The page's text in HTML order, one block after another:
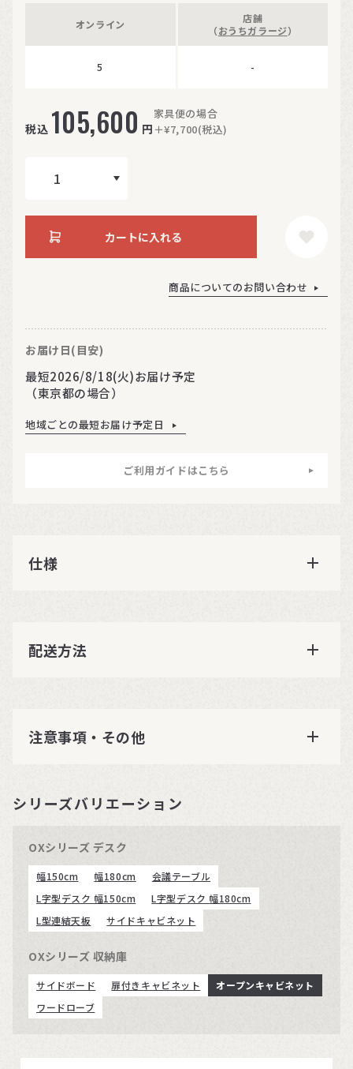
オンライン
5
店舗
（おうちガラージ）
-
税込 105,600 円
家具便の場合
＋¥7,700(税込)
カートに入れる
商品についてのお問い合わせ
お届け日(目安)
最短2026/8/18(火)お届け予定
（東京都の場合）
地域ごとの最短お届け予定日
ご利用ガイドはこちら
仕様
配送方法
注意事項・その他
シリーズバリエーション
OXシリーズ デスク
幅150cm 幅180cm
会議テーブル
L字型デスク 幅150cm
L字型デスク 幅180cm
L型連結天板
サイドキャビネット
OXシリーズ 収納庫
サイドボード 扉付きキャビネット
オープンキャビネット
ワードローブ